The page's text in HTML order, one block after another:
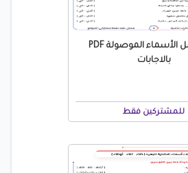
أوراق عمل الأسماء الموصولة PDF
بالاجابات
للمشتركين فقط